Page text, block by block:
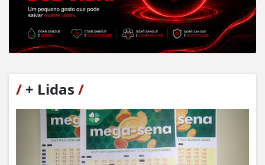
/ + Lidas /